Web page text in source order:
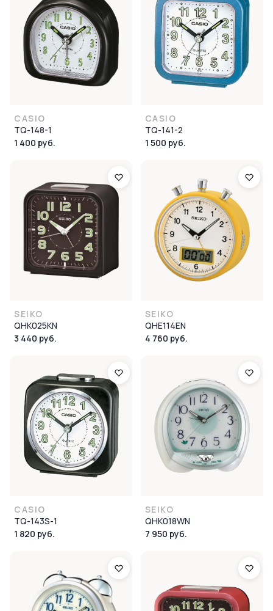
CASIO
TQ-148-1
1 400 руб.
CASIO
TQ-141-2
1 500 руб.
SEIKO
QHK025KN
3 440 руб.
SEIKO
QHE114EN
4 760 руб.
CASIO
TQ-143S-1
1 820 руб.
SEIKO
QHK018WN
7 950 руб.